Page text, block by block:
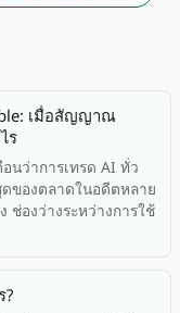
เมื่อสัญญาณ
ร
นว่าการเทรด AI ทั่ว
ของตลาดในอดีตหลาย
ช่องว่างระหว่างการใช้